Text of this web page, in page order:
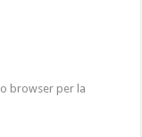
browser per la